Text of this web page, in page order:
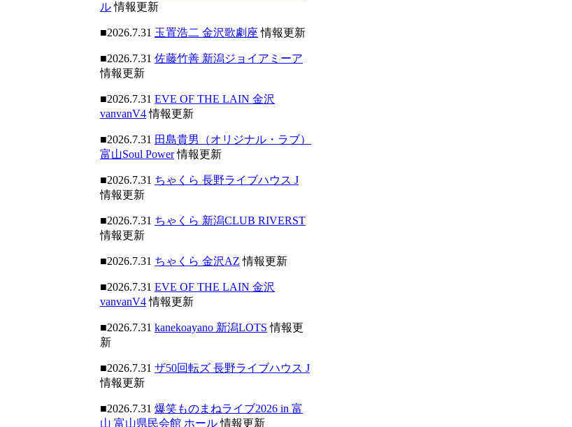
ル情報更新
■2026.7.31 玉置浩二 金沢歌劇座 情報更新
■2026.7.31 佐藤竹善 新潟ジョイアミーア
情報更新
■2026.7.31 EVE OF THE LAIN 金沢
vanvanV4情報更新
■2026.7.31 田島貴男（オリジナル・ラブ）
富山Soul Power情報更新
■2026.7.31 ちゃくら 長野ライブハウス J
情報更新
■2026.7.31 ちゃくら 新潟CLUB RIVERST
情報更新
■2026.7.31 ちゃくら 金沢AZ 情報更新
■2026.7.31 EVE OF THE LAIN 金沢
vanvanV4情報更新
■2026.7.31 kanekoayano 新潟LOTS 情報更
新
■2026.7.31 ザ50回転ズ 長野ライブハウス J
情報更新
■2026.7.31 爆笑ものまねライブ2026 in 富
山 富山県民会館 ホール情報更新